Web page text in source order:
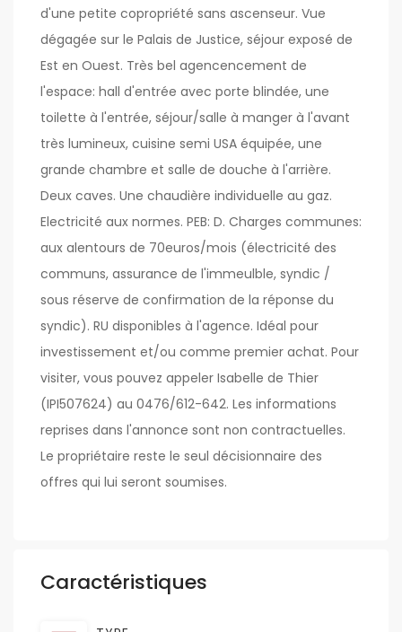
d'une petite copropriété sans ascenseur. Vue
dégagée sur le Palais de Justice, séjour exposé de
Est en Ouest. Très bel agencencement de
l'espace: hall d'entrée avec porte blindée, une
toilette à l'entrée, séjour/salle à manger à l'avant
très lumineux, cuisine semi USA équipée, une
grande chambre et salle de douche à l'arrière.
Deux caves. Une chaudière individuelle au gaz.
Electricité aux normes. PEB: D. Charges communes:
aux alentours de 70euros/mois (électricité des
communs, assurance de l'immeulble, syndic /
sous réserve de confirmation de la réponse du
syndic). RU disponibles à l'agence. Idéal pour
investissement et/ou comme premier achat. Pour
visiter, vous pouvez appeler Isabelle de Thier
(IPI507624) au 0476/612-642. Les informations
reprises dans l'annonce sont non contractuelles.
Le propriétaire reste le seul décisionnaire des
offres qui lui seront soumises.
Caractéristiques